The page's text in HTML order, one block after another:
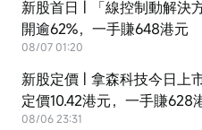
新股首日 | 「線控制動解決
開逾62%，一手賺648港元
08/07 01:20
新股定價 | 拿森科技今日上
定價10.42港元，一手賺628
08/06 23:31